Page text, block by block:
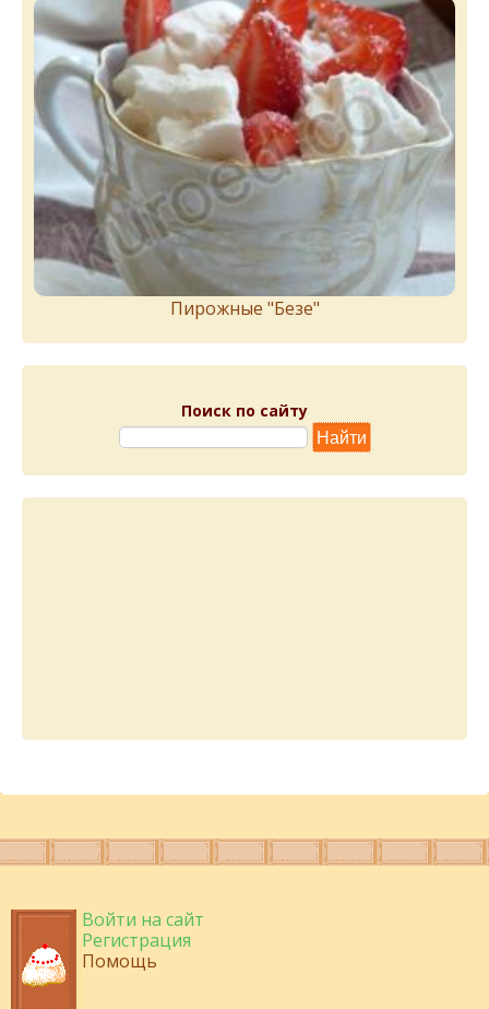
Пирожныe "Бeзe"
Поиск по сайту
Войти на сайт
Регистрация
Помощь